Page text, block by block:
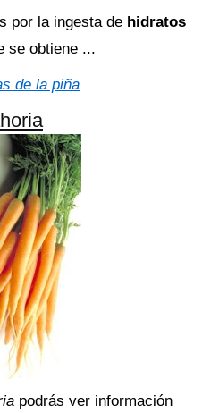
por la ingesta de hidratos
se obtiene ...
de la piña
podrás ver información